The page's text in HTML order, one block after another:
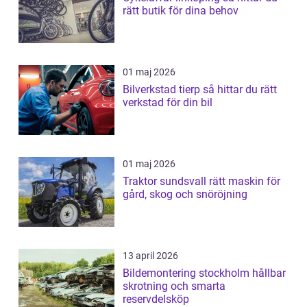
rätt butik för dina behov
01 maj 2026
Bilverkstad tierp så hittar du rätt
verkstad för din bil
01 maj 2026
Traktor sundsvall rätt maskin för
gård, skog och snöröjning
13 april 2026
Bildemontering stockholm hållbar
skrotning och smarta
reservdelsköp